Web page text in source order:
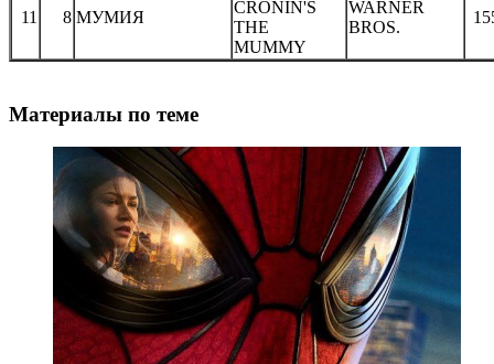
11 8 МУМИЯ
CRONIN'S
THE
MUMMY
WARNER
BROS.
Материалы по теме